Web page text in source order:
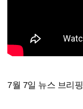
7월 7일 뉴스 브리핑